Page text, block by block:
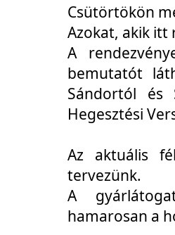
Csütörtökön
Azokat, akik itt
A
bemutatót
Sándortól és
Hegesztési
Az aktuális
tervezünk.
A
hamarosan a